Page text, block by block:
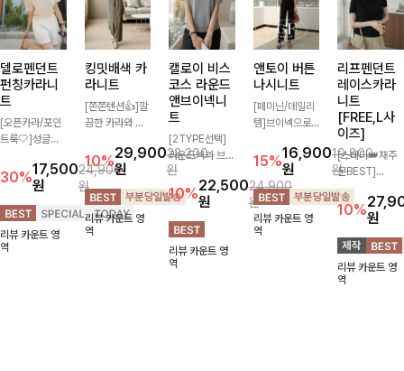
델로펜던트
펀칭카라니
트
[오픈카라/포인
트룩🤍]성글한
통기성 느껴지는
카라 니트! 내추
럴하게 떨어지는
여유핏에 오픈
카라 디테일 더
해져 꾸안꾸 무
30%17,500
원
24,900
원
리뷰 카운트 영
역
킹밋배색 카
라니트
[쫀쫀텐션👍]깔
끔한 카라와 반
만나 하나만 입
어도 완성도 높
은 스타일링을
연출해드려요 부
담 없이 즐기기
좋은 데일리 니
10%29,900
원
33,200
원
리뷰 카운트 영
역
캘로이 비스
코스 라운드
앤브이넥니
트
[2TYPE선택]
라운드넥과 브이
넥 두 가지 디자
인으로 취향에
맞게 선택 가능
한 베이직 니트
🤍 깔끔한 실루
엣과 부드러운
착용감으로 단독
10%22,500
원
24,900
원
리뷰 카운트 영
역
앤토이 버튼
나시니트
[페미닌/데일리
템]브이넥으로
베이직한 디자인
의이너로 단독으
로도 언제나 만
능 아이템!산뜻
한 여름, 시원하
게 보내요 :) ♡
15%16,900
원
19,800
원
리뷰 카운트 영
역
리프펜던트
레이스카라
니트
[FREE,L사
이즈]
[스테디👑재주
문BEST]
사랑스러움 가득
담은 카라 니트
에 펜던트 포인
트까지 톡-톡 얼
굴을 밝혀주는
컬러와 함께 해
요-
10%원
리뷰 카운트 영
역